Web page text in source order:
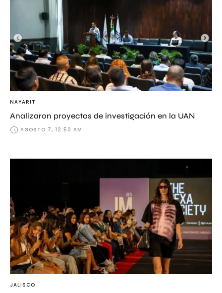
NAYARIT
Analizaron proyectos de investigación en la UAN
AGOSTO 7, 12:50 AM
JALISCO